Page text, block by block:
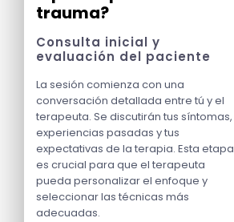
trauma?
Consulta inicial y
evaluación del paciente
La sesión comienza con una
conversación detallada entre tú y el
terapeuta. Se discutirán tus síntomas,
experiencias pasadas y tus
expectativas de la terapia. Esta etapa
es crucial para que el terapeuta
pueda personalizar el enfoque y
seleccionar las técnicas más
adecuadas.